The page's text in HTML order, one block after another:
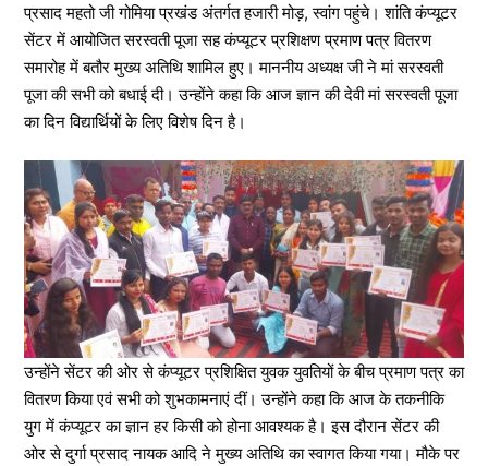
प्रसाद महतो जी गोमिया प्रखंड अंतर्गत हजारी मोड़, स्वांग पहुंचे। शांति कंप्यूटर
सेंटर में आयोजित सरस्वती पूजा सह कंप्यूटर प्रशिक्षण प्रमाण पत्र वितरण
समारोह में बतौर मुख्य अतिथि शामिल हुए। माननीय अध्यक्ष जी ने मां सरस्वती
पूजा की सभी को बधाई दी। उन्होंने कहा कि आज ज्ञान की देवी मां सरस्वती पूजा
का दिन विद्यार्थियों के लिए विशेष दिन है।
उन्होंने सेंटर की ओर से कंप्यूटर प्रशिक्षित युवक युवतियों के बीच प्रमाण पत्र का
वितरण किया एवं सभी को शुभकामनाएं दीं। उन्होंने कहा कि आज के तकनीकि
युग में कंप्यूटर का ज्ञान हर किसी को होना आवश्यक है। इस दौरान सेंटर की
ओर से दुर्गा प्रसाद नायक आदि ने मुख्य अतिथि का स्वागत किया गया। मौके पर